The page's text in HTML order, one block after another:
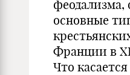
основные
Франции в
Что